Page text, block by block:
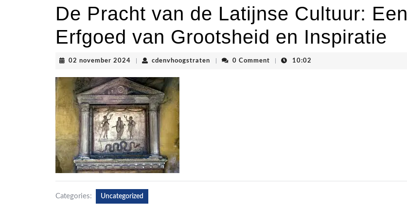
De Pracht van de Latijnse Cultuur: Een
Erfgoed van Grootsheid en Inspiratie
02 november 2024 02
2024
cdenvhoogstraten cdenvhoogstraten
0 Comment 10:02
Categories: Uncategorized